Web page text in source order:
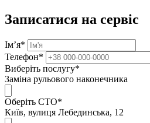
Записатися на сервіс
Ім’я*
Телефон*
Виберіть послугу*
Заміна рульового наконечника
Оберіть СТО*
Київ, вулиця Лебединська, 12